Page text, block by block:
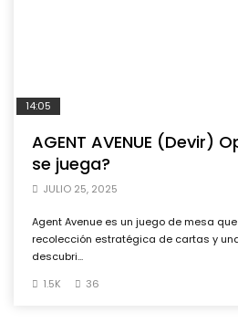
14:05
AGENT AVENUE (Devir)
se juega?
JULIO 25, 2025
Agent Avenue es un juego de mesa
recolección estratégica de cartas y
descubri...
1.5K
36